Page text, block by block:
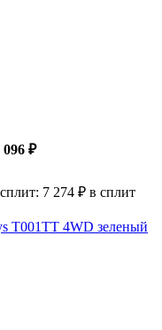
096 ₽
7 274 ₽ в сплит
T001TT 4WD зеленый